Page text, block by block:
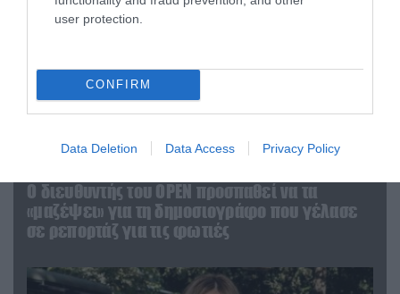
user protection.
CONFIRM
Data Deletion Data Access Privacy Policy
O διευθυντής του OPEN προσπαθεί να τα
«μαζέψει» για τη δημοσιογράφο που γέλασε
σε ρεπορτάζ για τις φωτιές